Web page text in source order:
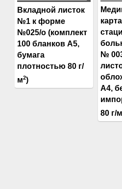
Вкладной листок
№1 к форме
№025/о (комплект
100 бланков А5,
бумага
плотностью 80 г/
м2)
карта
№
А4,
80 г/м